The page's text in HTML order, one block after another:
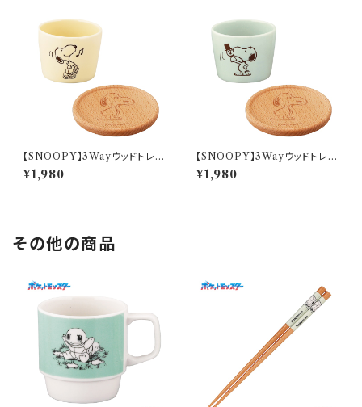
【SNOOPY】3Wayウッドトレー
とカップ(バニラ)【SN3200】SN
3201-339C
¥1,980
【SNOOPY】3Wayウッドトレー
とカップ(ミント)【SN3200】SN
3202-339C
¥1,980
その他の商品